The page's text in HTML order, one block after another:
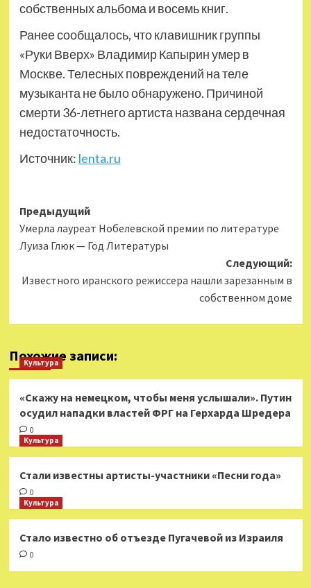
собственных альбома и восемь книг.
Ранее сообщалось, что клавишник группы
«Руки Вверх» Владимир Капырин умер в
Москве. Телесных повреждений на теле
музыканта не было обнаружено. Причиной
смерти 36-летнего артиста названа сердечная
недостаточность.
Источник: lenta.ru
Навигация
записи
Предыдущий
Умерла лауреат Нобелевской премии по литературе
Луиза Глюк — Год Литературы
Следующий:
Известного иранского режиссера нашли зарезанным в
собственном доме
Похожие записи:
Культура
«Скажу на немецком, чтобы меня услышали». Путин
осудил нападки властей ФРГ на Герхарда Шредера
0
Культура
Стали известны артисты-участники «Песни года»
0
Культура
Стало известно об отъезде Пугачевой из Израиля
0